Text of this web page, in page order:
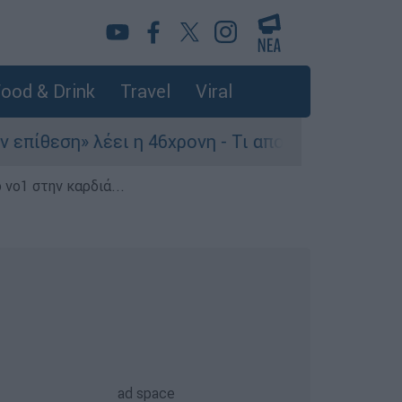
& Drink Travel Viral
η 46χρονη - Τι αποκάλυψε στους
στην καρδιά...